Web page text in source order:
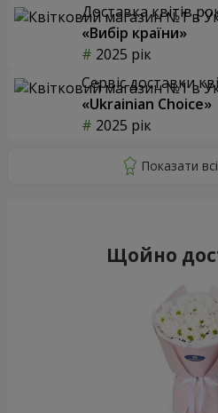
Доставка квітів
«Вибір країни»
2025 рік
Сервіс доставки
«Ukrainian Choice»
2025 рік
Щойно